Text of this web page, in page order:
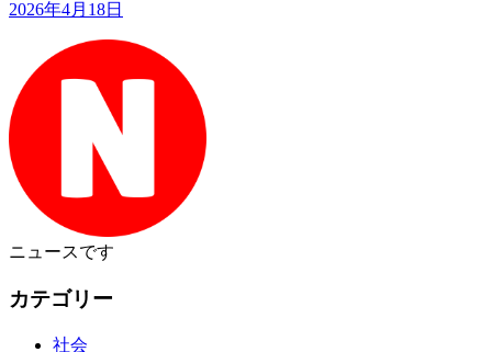
2026年4月18日
ニュースです
カテゴリー
社会